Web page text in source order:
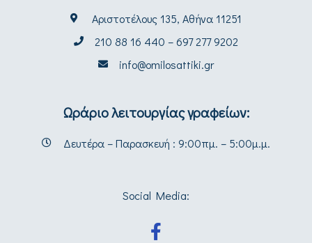
Αριστοτέλους 135, Αθήνα 11251
210 88 16 440 – 697 277 9202
info@omilosattiki.gr
Ωράριο λειτουργίας γραφείων:
Δευτέρα – Παρασκευή : 9:00πμ. – 5:00μ.μ.
Social Media: